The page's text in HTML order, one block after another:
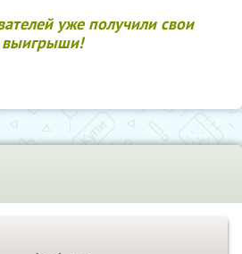
уже получили свои
выигрыши!